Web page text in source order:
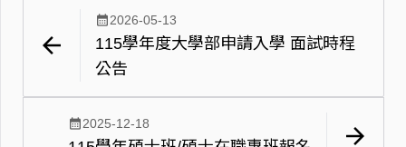
arrow_back
calendar_month2026-05-13
115學年度大學部申請入學 面試時程
公告
arrow_forward
calendar_month2025-12-18